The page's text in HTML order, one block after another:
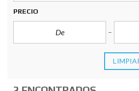
PRECIO